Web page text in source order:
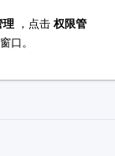
理 ，点击 权限管
窗口。